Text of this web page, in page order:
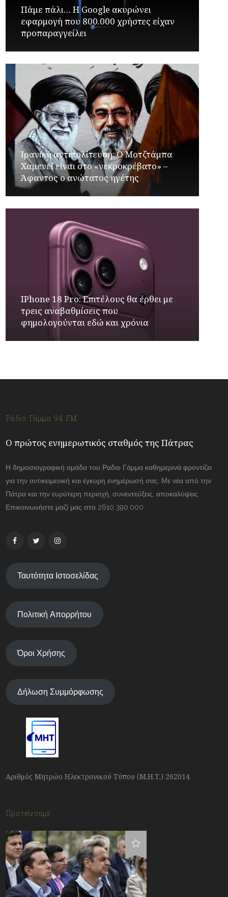
Πάμε πάλι… Η Google ακυρώνει
εφαρμογή που 800.000 χρήστες είχαν
προπαραγγείλει
Ιρανική αντιπολίτευση: Ο Μοτζτάμπα
Χαμενεΐ είναι στο «νεκροκρέβατο» –
Άφαντος ο ανώτατος ηγέτης
IPhone 18 Pro: Επιτέλους θα έρθει με
τρεις αναβαθμίσεις που
φημολογούνται εδώ και χρόνια
Ράδιο Γάμμα 94 FM
Ο πρώτος ενημερωτικός σταθμός της Πάτρας
Η δημοσιογραφική ομάδα του Ραδιο Γάμμα καθημερινά φροντίζει
για την αντικειμενική και έγκυρη ενημέρωσή σας. Με νέα από την
Πάτρα και την ευρύτερη περιοχή, συνεντεύξεις, αποκαλύψεις.
Επικοινωνήστε μαζί μας στο 2610.390.000
Ταυτότητα Ιστοσελίδας
Πολιτική Απορρήτου
Όροι Χρήσης
Δήλωση Συμμόρφωσης
Αριθμός Μητρώο Ηλεκτρονικού Τύπου (Μ.Η.Τ.) 262014
Προτείνουμε